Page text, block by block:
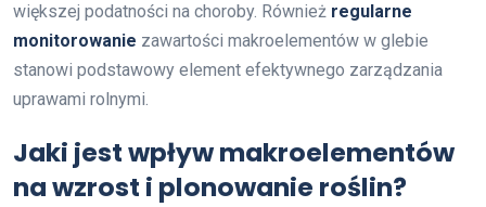
większej podatności na choroby. Również regularne
monitorowanie zawartości makroelementów w glebie
stanowi podstawowy element efektywnego zarządzania
uprawami rolnymi.
Jaki jest wpływ makroelementów
na wzrost i plonowanie roślin?